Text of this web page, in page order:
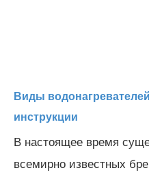
Виды
инструкции
В настоящее время
всемирно известных